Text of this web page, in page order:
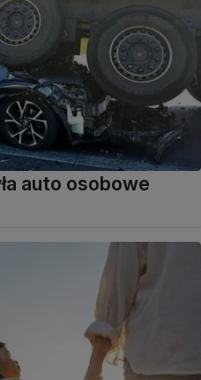
auto osobowe